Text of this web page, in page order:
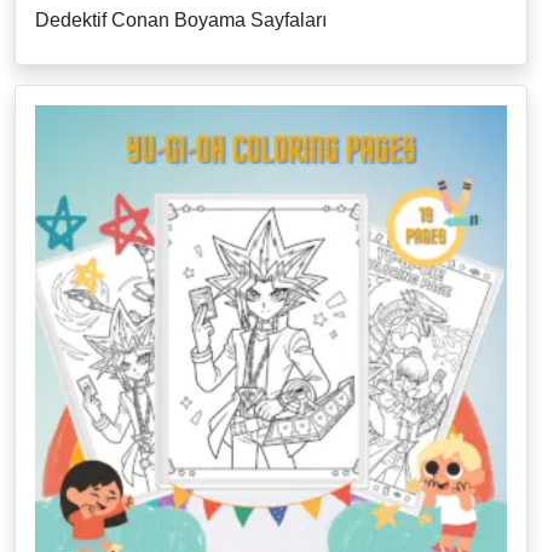
Dedektif Conan Boyama Sayfaları